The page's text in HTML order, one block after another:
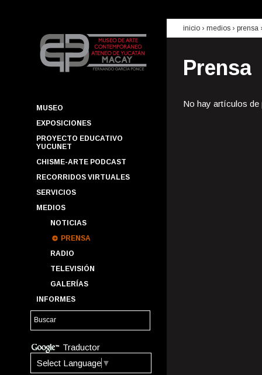
MUSEO
EXPOSICIONES
PROYECTO EDUCATIVO
YUCUNET
CHISME-ARTE PODCAST
RECORRIDOS VIRTUALES
SERVICIOS
MEDIOS
NOTICIAS
PRENSA
RADIO
TELEVISIÓN
GALERÍAS
INFORMES
Traductor
Select Language ▼
inicio › medios › prensa
Prensa
No hay artículos de